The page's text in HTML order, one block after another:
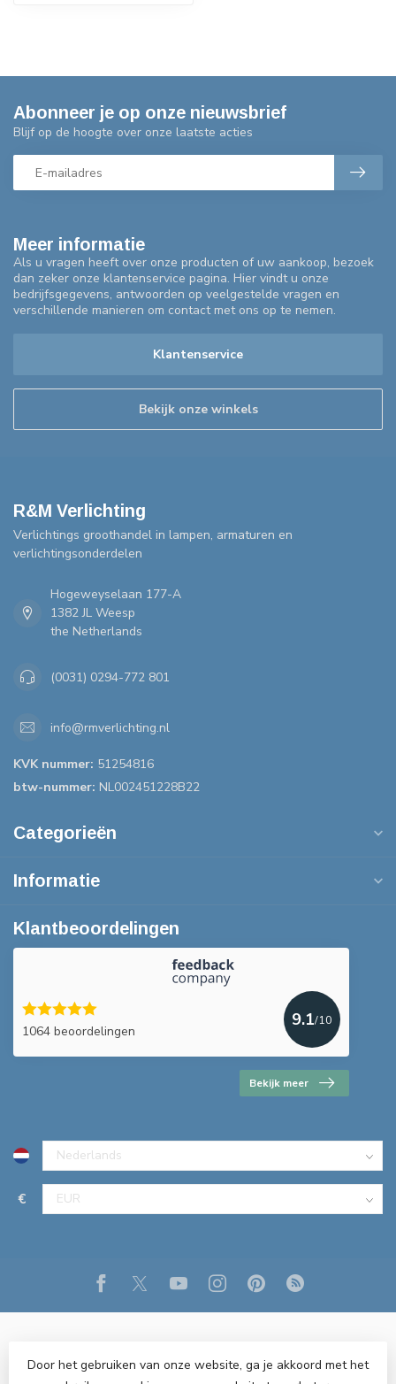
Meer informatie
Als u vragen heeft over onze producten of uw aankoop, bezoek
dan zeker onze klantenservice pagina. Hier vindt u onze
bedrijfsgegevens, antwoorden op veelgestelde vragen en
verschillende manieren om contact met ons op te nemen.
Klantenservice
Bekijk onze winkels
Abonneer je op onze nieuwsbrief
Blijf op de hoogte over onze laatste acties
R&M Verlichting
Verlichtings groothandel in lampen, armaturen en
verlichtingsonderdelen
Hogeweyselaan 177-A
1382 JL Weesp
the Netherlands
(0031) 0294-772 801
info@rmverlichting.nl
KVK nummer: 51254816
btw-nummer: NL002451228B22
Categorieën
Informatie
Klantbeoordelingen
1064 beoordelingen
9.1/10
Bekijk meer
€
Door het gebruiken van onze website, ga je akkoord met het